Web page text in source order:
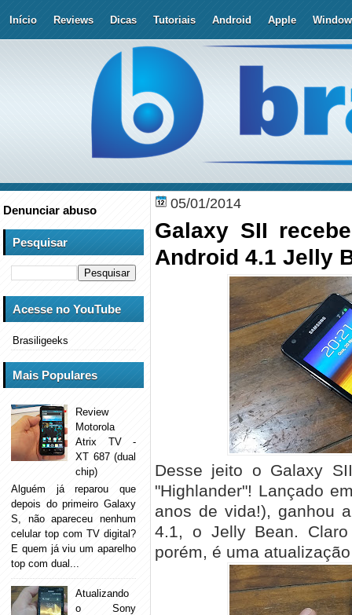
Início Reviews Dicas Tutoriais Android Apple
05/01/2014
Galaxy SII
Android 4.1 Jelly
Desse jeito o Galaxy
"Highlander"! Lançado
anos de vida!), ganhou
4.1, o Jelly Bean.
porém, é uma
Denunciar abuso
Pesquisar
Acesse no YouTube
Brasiligeeks
Mais Populares
Review
Motorola
Atrix TV -
XT 687 (dual
chip)
Alguém já reparou que
depois do primeiro Galaxy
S, não apareceu nenhum
celular top com TV digital?
E quem já viu um aparelho
top com dual...
Atualizando
o Sony